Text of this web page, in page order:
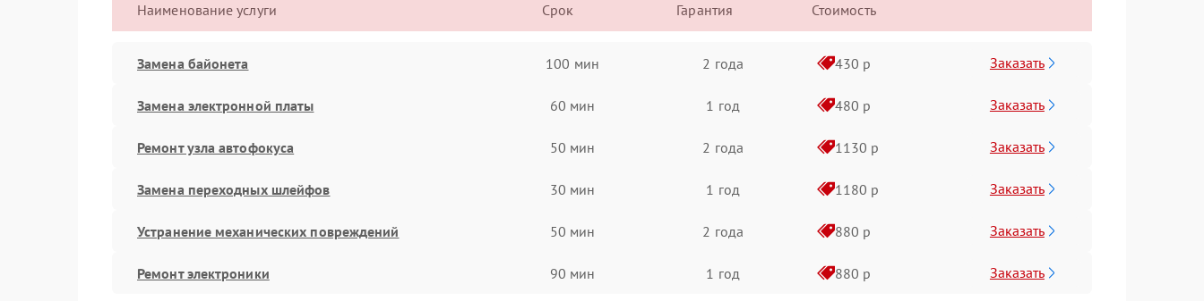
Наименование услуги Срок Гарантия Стоимость
Замена байонета 100 мин 2 года 430 р Заказать
Замена электронной платы 60 мин 1 год 480 р Заказать
Ремонт узла автофокуса 50 мин 2 года 1130 р Заказать
Замена переходных шлейфов 30 мин 1 год 1180 р Заказать
Устранение механических повреждений 50 мин 2 года 880 р Заказать
Ремонт электроники 90 мин 1 год 880 р Заказать